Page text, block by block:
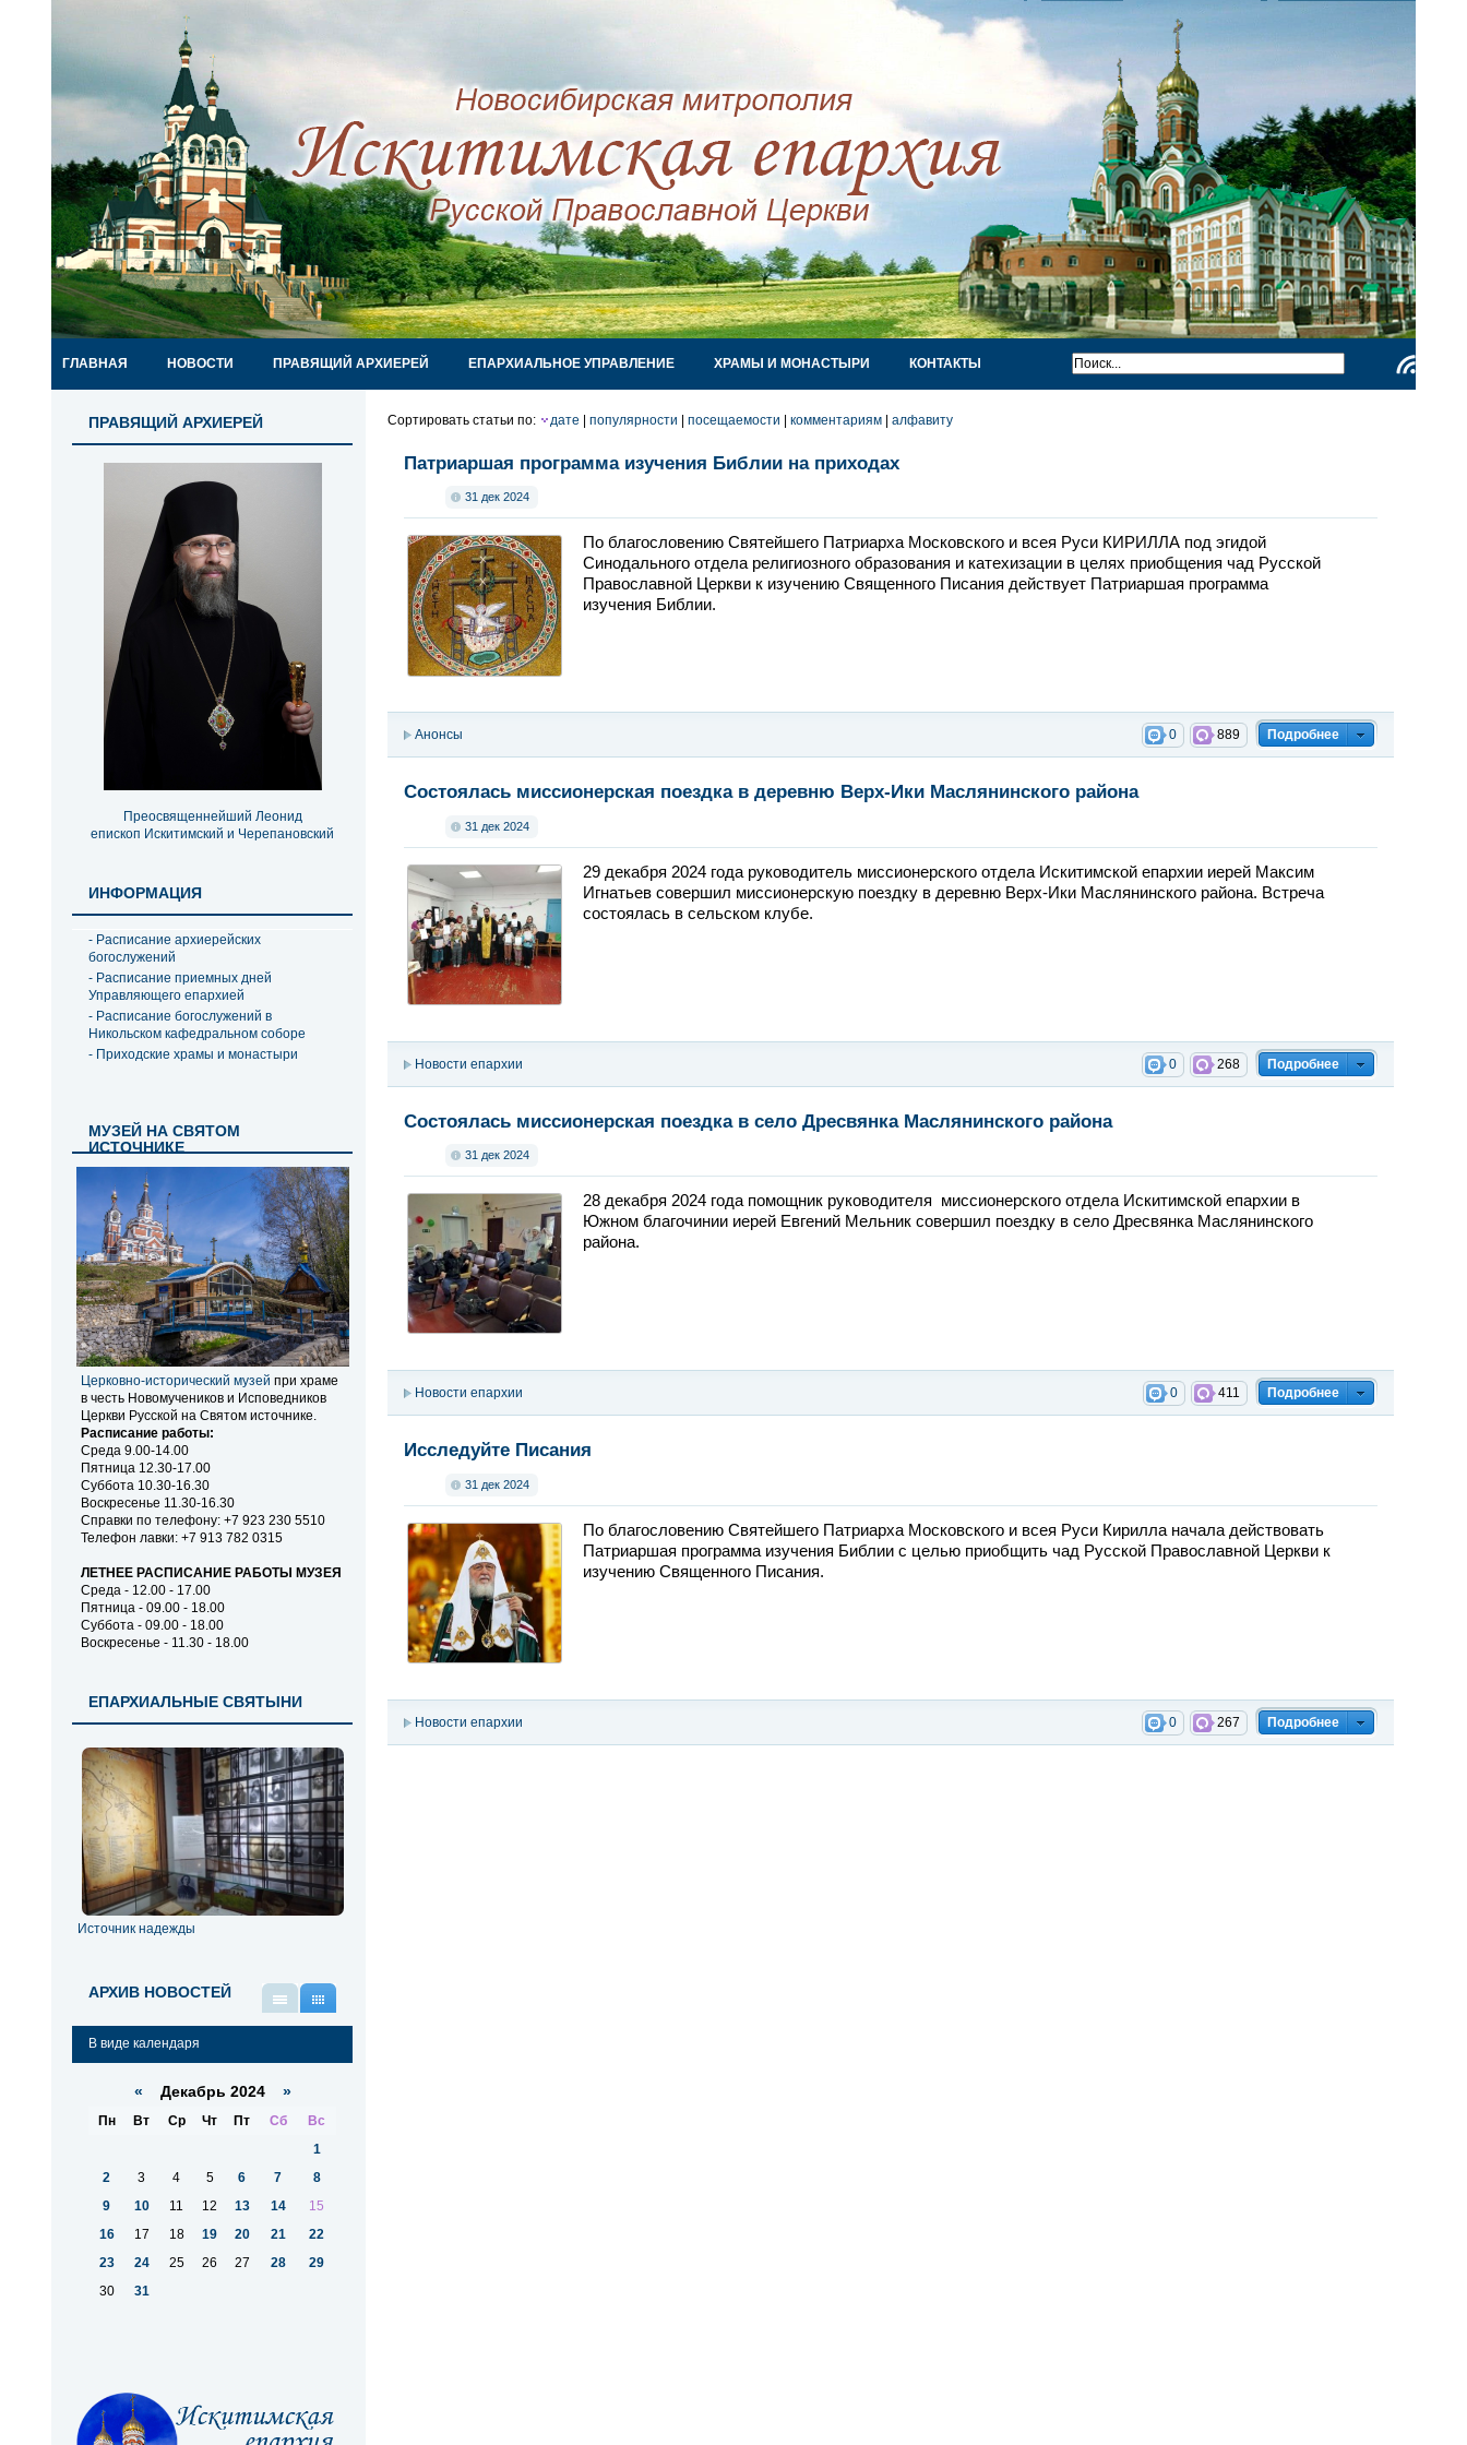
ГЛАВНАЯ НОВОСТИ ПРАВЯЩИЙ АРХИЕРЕЙ ЕПАРХИАЛЬНОЕ УПРАВЛЕНИЕ ХРАМЫ И МОНАСТЫРИ
КОНТАКТЫ
ПРАВЯЩИЙ АРХИЕРЕЙ
Преосвященнейший Леонид
епископ Искитимский и Черепановский
ИНФОРМАЦИЯ
- Расписание архиерейских
богослужений
- Расписание приемных дней
Управляющего епархией
- Расписание богослужений в
Никольском кафедральном соборе
- Приходские храмы и монастыри
МУЗЕЙ НА СВЯТОМ
ИСТОЧНИКЕ
Церковно-исторический музей при храме
в честь Новомучеников и Исповедников
Церкви Русской на Святом источнике.
Расписание работы:
Среда 9.00-14.00
Пятница 12.30-17.00
Суббота 10.30-16.30
Воскресенье 11.30-16.30
Справки по телефону: +7 923 230 5510
Телефон лавки: +7 913 782 0315
ЛЕТНЕЕ РАСПИСАНИЕ РАБОТЫ МУЗЕЯ
Среда - 12.00 - 17.00
Пятница - 09.00 - 18.00
Суббота - 09.00 - 18.00
Воскресенье - 11.30 - 18.00
ЕПАРХИАЛЬНЫЕ СВЯТЫНИ
Источник надежды
АРХИВ НОВОСТЕЙ
В виде календаря
« Декабрь 2024 »
Пн Вт Ср Чт Пт Сб
Вс
1
2
3 4 5 6 7
8
9
10 11 12 13 14
15
16
17 18 19 20 21
22
23
24 25 26 27 28
29
30
31
Сортировать статьи по: дате популярности посещаемости комментариям алфавиту
Патриаршая программа изучения Библии на приходах
31 дек 2024
По благословению Святейшего Патриарха Московского и всея Руси КИРИЛЛА под эгидой
Синодального отдела религиозного образования и катехизации в целях приобщения чад Русской
Православной Церкви к изучению Священного Писания действует Патриаршая программа
изучения Библии.
Подробнее
889
0
Анонсы
Состоялась миссионерская поездка в деревню Верх-Ики Маслянинского района
31 дек 2024
29 декабря 2024 года руководитель миссионерского отдела Искитимской епархии иерей Максим
Игнатьев совершил миссионерскую поездку в деревню Верх-Ики Маслянинского района. Встреча
состоялась в сельском клубе.
Подробнее
268
0
Новости епархии
Состоялась миссионерская поездка в село Дресвянка Маслянинского района
31 дек 2024
28 декабря 2024 года помощник руководителя миссионерского отдела Искитимской епархии в
Южном благочинии иерей Евгений Мельник совершил поездку в село Дресвянка Маслянинского
района.
Подробнее
411
0
Новости епархии
Исследуйте Писания
31 дек 2024
По благословению Святейшего Патриарха Московского и всея Руси Кирилла начала действовать
Патриаршая программа изучения Библии с целью приобщить чад Русской Православной Церкви к
изучению Священного Писания.
Подробнее
267
0
Новости епархии